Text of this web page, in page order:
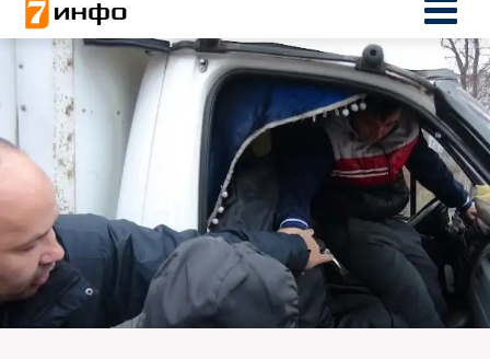
Политика
Новости мира
Все материалы 7инфо
О НАС
ПОИСК ПО САЙТУ